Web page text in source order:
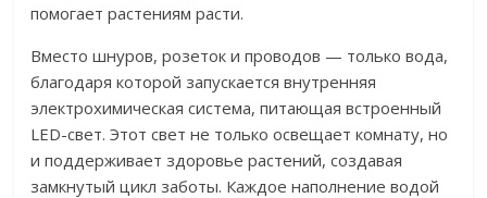
помогает растениям расти.
Вместо шнуров, розеток и проводов — только вода,
благодаря которой запускается внутренняя
электрохимическая система, питающая встроенный
LED-свет. Этот свет не только освещает комнату, но
и поддерживает здоровье растений, создавая
замкнутый цикл заботы. Каждое наполнение водой